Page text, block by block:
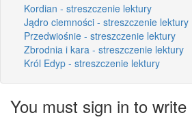
Kordian - streszczenie lektury
Jądro ciemności - streszczenie lektury
Przedwiośnie - streszczenie lektury
Zbrodnia i kara - streszczenie lektury
Król Edyp - streszczenie lektury
You must sign in to